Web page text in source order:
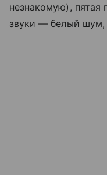
незнакомую), пятая
звуки — белый шум,